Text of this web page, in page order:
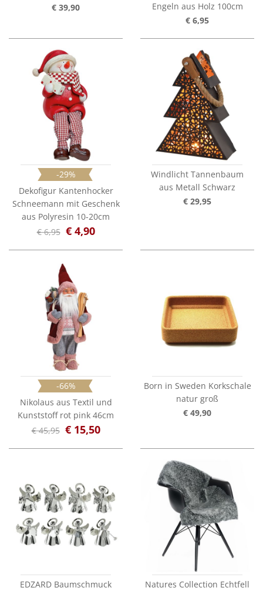
€ 39,90
Engeln aus Holz 100cm
€ 6,95
-29%
Dekofigur Kantenhocker
Schneemann mit Geschenk
aus Polyresin 10-20cm
€ 6,95 € 4,90
Windlicht Tannenbaum
aus Metall Schwarz
€ 29,95
-66%
Nikolaus aus Textil und
Kunststoff rot pink 46cm
€ 45,95 € 15,50
Born in Sweden Korkschale
natur groß
€ 49,90
EDZARD Baumschmuck
Natures Collection Echtfell